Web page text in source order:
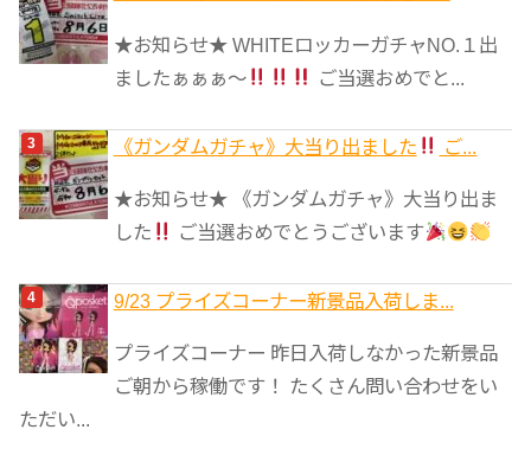
★お知らせ★ WHITEロッカーガチャNO.１出
ましたぁぁぁ～
ご当選おめでと...
《ガンダムガチャ》大当り出ました ご...
★お知らせ★ 《ガンダムガチャ》大当り出ま
した
ご当選おめでとうございます
9/23 プライズコーナー新景品入荷しま...
プライズコーナー 昨日入荷しなかった新景品
ご朝から稼働です！ たくさん問い合わせをい
ただい...